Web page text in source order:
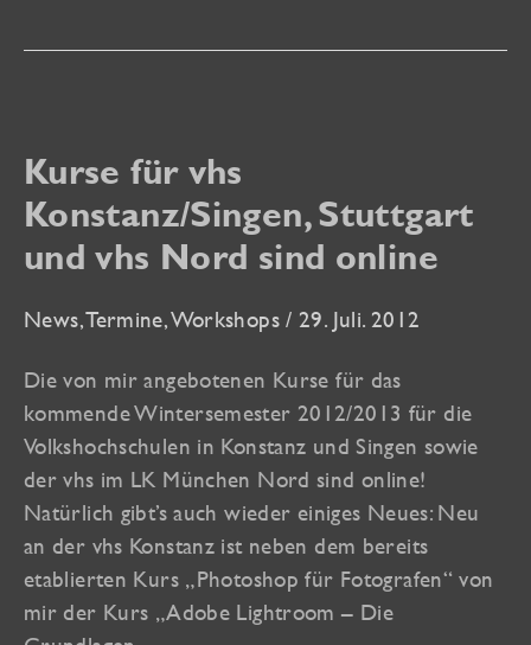
Seenachtfest
Kurse für vhs
Konstanz/Singen, Stuttgart
und vhs Nord sind online
News,Termine,Workshops / 29. Juli. 2012
Die von mir angebotenen Kurse für das
kommende Wintersemester 2012/2013 für die
Volkshochschulen in Konstanz und Singen sowie
der vhs im LK München Nord sind online!
Natürlich gibt’s auch wieder einiges Neues: Neu
an der vhs Konstanz ist neben dem bereits
etablierten Kurs „Photoshop für Fotografen“ von
mir der Kurs „Adobe Lightroom – Die